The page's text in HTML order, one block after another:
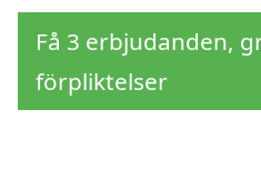
Få 3 erbjudanden,
förpliktelser